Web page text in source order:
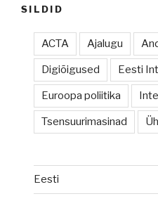
SILDID
ACTA Ajalugu
Digiõigused Eesti
Euroopa poliitika
Tsensuurimasinad
Eesti